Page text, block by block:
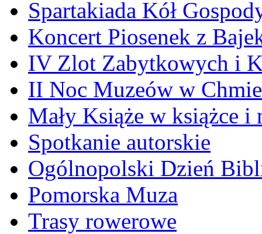
Spartakiada Kół
Koncert Piosenek z
IV Zlot Zabytkowych i
II Noc Muzeów w
Mały Książe w książce i
Spotkanie autorskie
Ogólnopolski Dzień
Pomorska Muza
Trasy rowerowe